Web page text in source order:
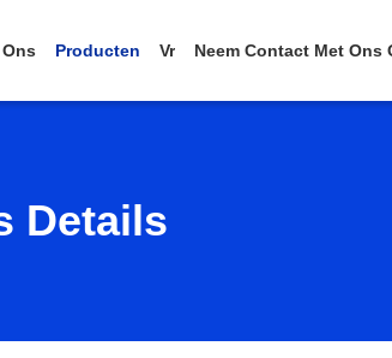
Producten Vr Neem Contact Met Ons
Details